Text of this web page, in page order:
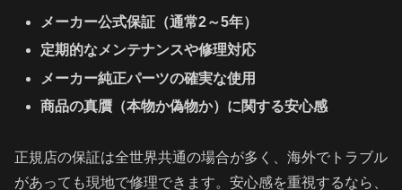
メーカー公式保証（通常2～5年）
定期的なメンテナンスや修理対応
メーカー純正パーツの確実な使用
商品の真贋（本物か偽物か）に関する安心感
正規店の保証は全世界共通の場合が多く、海外でトラブル
があっても現地で修理できます。安心感を重視するなら、